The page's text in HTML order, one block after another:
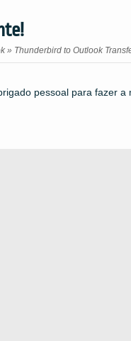
» Thunderbird to Outlook
pessoal para fazer a